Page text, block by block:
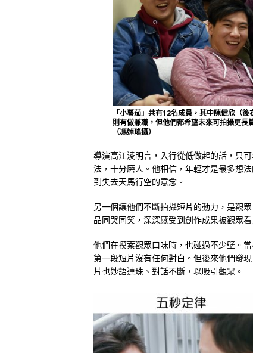
「小薯茄」共有12名成員，其中陳健欣（
則有做兼職，但他們都希望未來可拍攝更長
（馮婥瑤攝）
導演高江淩明言，入行從低做起的話，只
法，十分磨人。他相信，年輕才是最多想
到失去天馬行空的意念。
另一個讓他們不斷拍攝短片的動力，是觀
品同哭同笑，深深感受到創作成果被觀眾
他們在摸索觀眾口味時，也碰過不少壁。
第一段短片沒有任何對白。但後來他們發
片也妙語連珠、對話不斷，以吸引觀眾。